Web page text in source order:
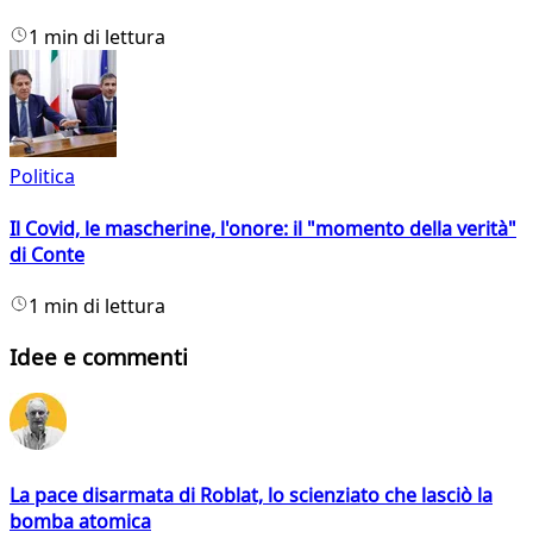
1 min di lettura
Politica
Il Covid, le mascherine, l'onore: il "momento della verità"
di Conte
1 min di lettura
Idee e commenti
La pace disarmata di Roblat, lo scienziato che lasciò la
bomba atomica